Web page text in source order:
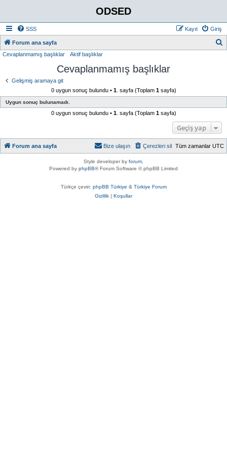
ODSED
SSS Giriş
Kayıt
Forum ana sayfa
Cevaplanmamış başlıklar Aktif başlıklar
Cevaplanmamış başlıklar
Gelişmiş aramaya git
0 uygun sonuç bulundu • 1. sayfa (Toplam 1sayfa)
Uygun sonuç bulunamadı.
0 uygun sonuç bulundu • 1. sayfa (Toplam 1sayfa)
Geçiş yap
Forum ana sayfa Tüm zamanlar UTC
Çerezleri sil
Bize ulaşın
Style developer by forum
Powered by phpBB® Forum Software © phpBB Limited
Türkçe çeviri: phpBB Türkiye & Türkiye Forum
Gizlilik | Koşullar